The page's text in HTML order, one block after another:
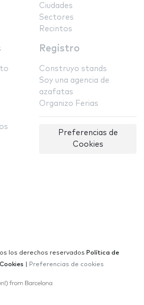
Ciudades
Sectores
Recintos
Registro
Construyo stands
Soy una agencia de
azafatas
Organizo Ferias
Preferencias de
Cookies
los derechos reservados Política de
Preferencias de cookies